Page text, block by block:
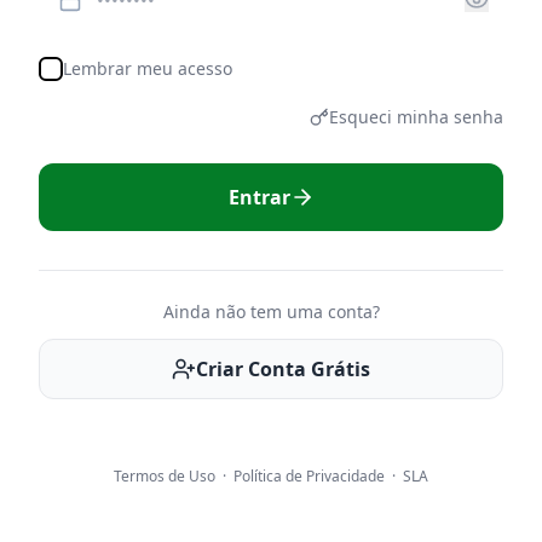
Lembrar meu acesso
Esqueci minha senha
Entrar
Ainda não tem uma conta?
Criar Conta Grátis
Termos de Uso · Política de Privacidade · SLA